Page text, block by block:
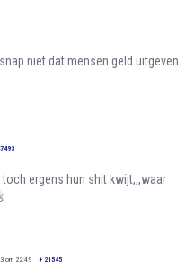
niet dat mensen geld uitgeven
ergens hun shit kwijt,,,waar
om 22:49 + 21545